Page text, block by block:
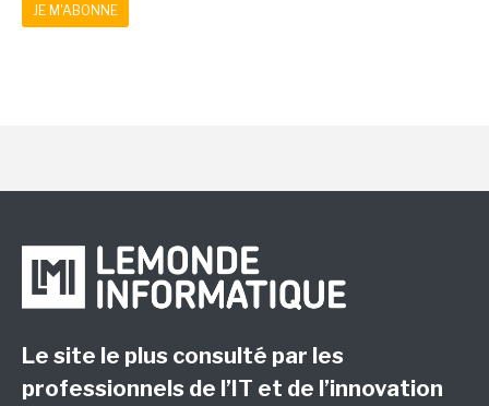
JE M'ABONNE
Le site le plus consulté par les
professionnels de l’IT et de l’innovation